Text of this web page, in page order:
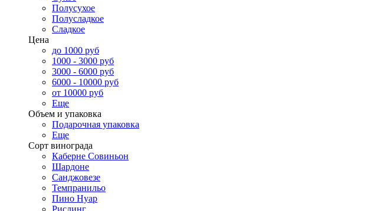
Полусухое
Полусладкое
Сладкое
Цена
до 1000 руб
1000 - 3000 руб
3000 - 6000 руб
6000 - 10000 руб
от 10000 руб
Еще
Объем и упаковка
Подарочная упаковка
Еще
Сорт винограда
Каберне Совиньон
Шардоне
Санджовезе
Темпранильо
Пино Нуар